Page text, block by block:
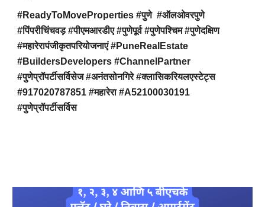
#ReadyToMoveProperties #पुणे #ऑलओवरपुणे
#पिंपरीचिंचवड़ #पीएमआरडीए #पुणेपूर्व #पुणेपश्चिम #पुणेदक्षिण
#महारेरापंजीकृतपरियोजनाएं #PuneRealEstate
#BuildersDevelopers #ChannelPartner
#पुणेप्रॉपर्टीसर्विसेज #अनंतसोनगिरे #क्लासिकरियलएस्टेट्स
#917020787851 #महारेरा #A52100030191
#पुणेप्रॉपर्टीसर्विस